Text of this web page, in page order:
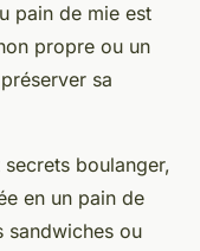
pain de mie est
propre ou un
sa
boulanger,
en un pain de
sandwiches ou